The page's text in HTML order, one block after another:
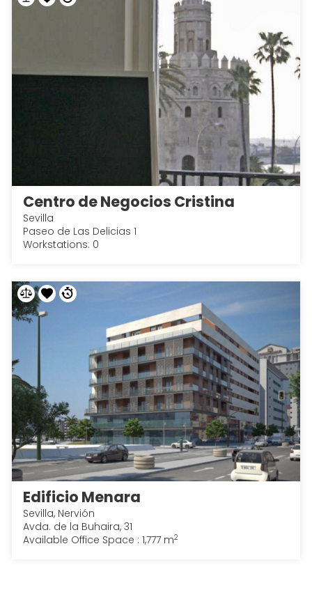
Centro de Negocios Cristina
Sevilla
Paseo de Las Delicias 1
Workstations: 0
Edificio Menara
Sevilla, Nervión
Avda. de la Buhaira, 31
Available Office Space : 1,777 m2